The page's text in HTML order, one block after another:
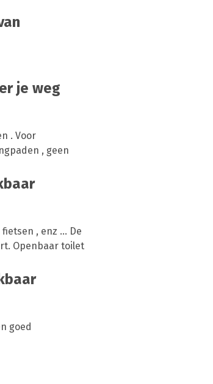
je weg
. Voor
, geen
, enz ... De
Openbaar toilet
goed